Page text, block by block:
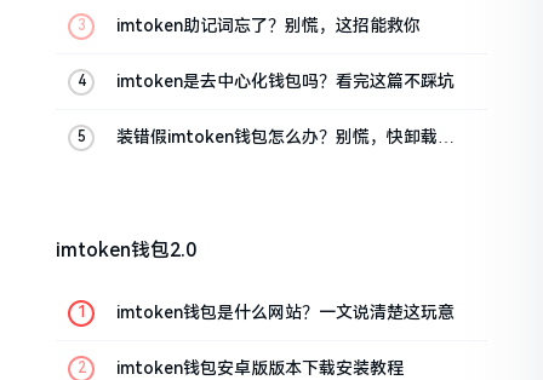
imtoken助记词忘了？别慌，这招能救你
imtoken是去中心化钱包吗？看完这篇不踩坑
装错假imtoken钱包怎么办？别慌，快卸载，
imtoken钱包2.0
imtoken钱包是什么网站？一文说清楚这玩意
imtoken钱包安卓版版本下载安装教程